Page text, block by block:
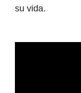
su vida.